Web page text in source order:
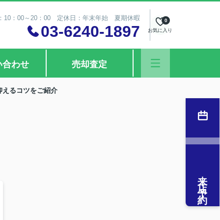
10：00～20：00 定休日：年末年始 夏期休暇
03-6240-1897 お気に入り
0
合わせ 売却査定
えるコツをご紹介
来店予約